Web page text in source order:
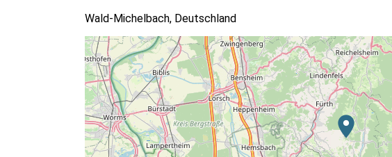
Wald-Michelbach, Deutschland